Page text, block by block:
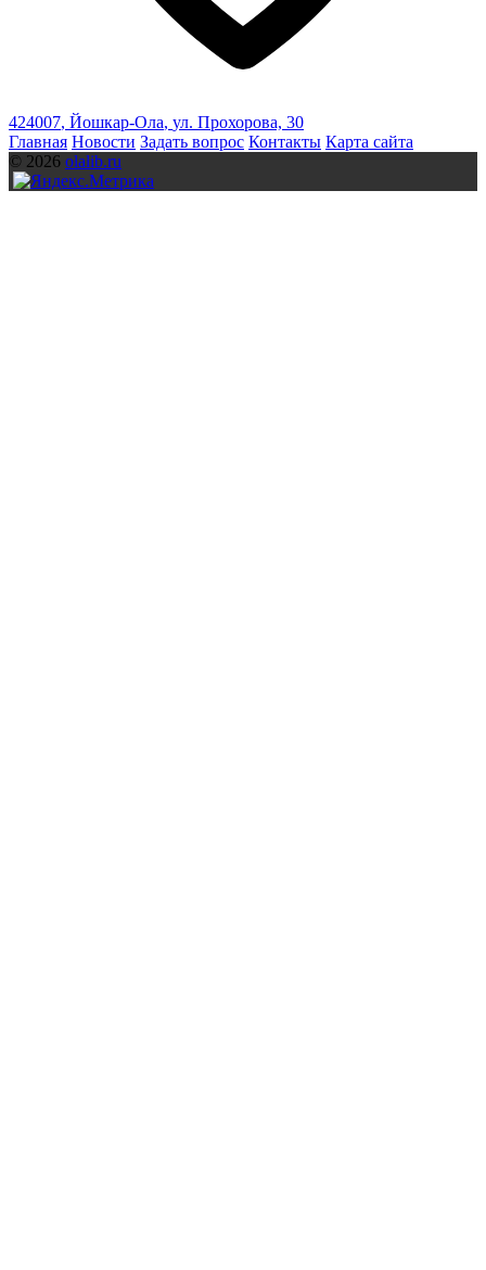
424007, Йошкар-Ола, ул. Прохорова, 30
Главная Новости Задать вопрос Контакты Карта сайта
© 2026 olalib.ru